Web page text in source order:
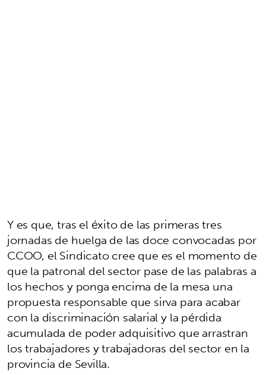
Y es que, tras el éxito de las primeras tres
jornadas de huelga de las doce convocadas por
CCOO, el Sindicato cree que es el momento de
que la patronal del sector pase de las palabras a
los hechos y ponga encima de la mesa una
propuesta responsable que sirva para acabar
con la discriminación salarial y la pérdida
acumulada de poder adquisitivo que arrastran
los trabajadores y trabajadoras del sector en la
provincia de Sevilla.